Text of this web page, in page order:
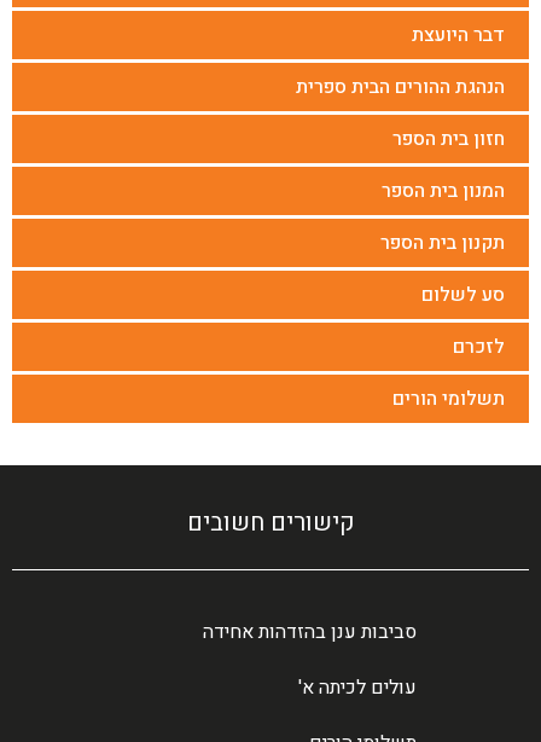
דבר היועצת
הנהגת ההורים הבית ספרית
חזון בית הספר
המנון בית הספר
תקנון בית הספר
סע לשלום
לזכרם
תשלומי הורים
קישורים חשובים
סביבות ענן בהזדהות אחידה
עולים לכיתה א'